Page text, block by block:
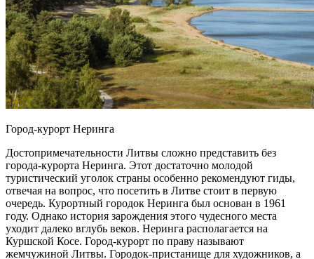
Город-курорт Неринга
Достопримечательности Литвы сложно представить без
города-курорта Неринга. Этот достаточно молодой
туристический уголок страны особенно рекомендуют гиды,
отвечая на вопрос, что посетить в Литве стоит в первую
очередь. Курортный городок Неринга был основан в 1961
году. Однако история зарождения этого чудесного места
уходит далеко вглубь веков. Неринга располагается на
Куршской Косе. Город-курорт по праву называют
жемчужиной Литвы. Городок-пристанище для художников, а